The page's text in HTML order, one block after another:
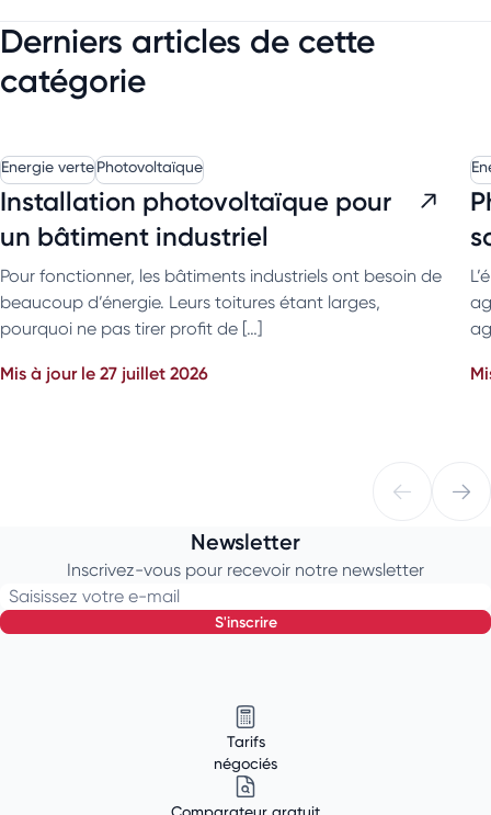
Derniers articles de cette
catégorie
Energie vertePhotovoltaïque
Installation photovoltaïque pour
un bâtiment industriel
Pour fonctionner, les bâtiments industriels ont besoin de
beaucoup d’énergie. Leurs toitures étant larges,
pourquoi ne pas tirer profit de […]
Mis à jour le 27 juillet 2026
Newsletter
Inscrivez-vous pour recevoir notre newsletter
Saisissez votre e-mail
s'inscrire
Tarifs
négociés